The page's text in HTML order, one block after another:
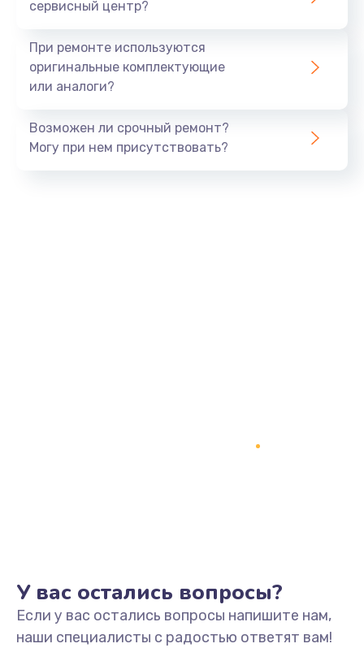
сервисный центр?
При ремонте используются
оригинальные комплектующие
или аналоги?
Возможен ли срочный ремонт?
Могу при нем присутствовать?
У вас остались вопросы?
Если у вас остались вопросы напишите нам,
наши специалисты с радостью ответят вам!